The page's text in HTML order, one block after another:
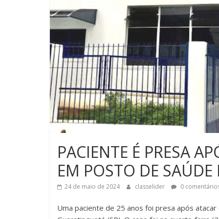
PACIENTE É PRESA
EM POSTO DE
24 de maio de 2024 classelider 0
Uma paciente de 25 anos foi presa após